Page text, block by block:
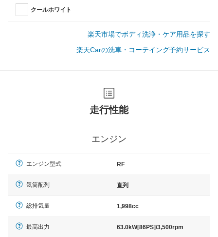
クールホワイト
楽天市場でボディ洗浄・ケア用品を探す
楽天Carの洗車・コーテイング予約サービス
走行性能
エンジン
エンジン型式 RF
気筒配列 直列
総排気量 1,998cc
最高出力 63.0kW[86PS]/3,500rpm